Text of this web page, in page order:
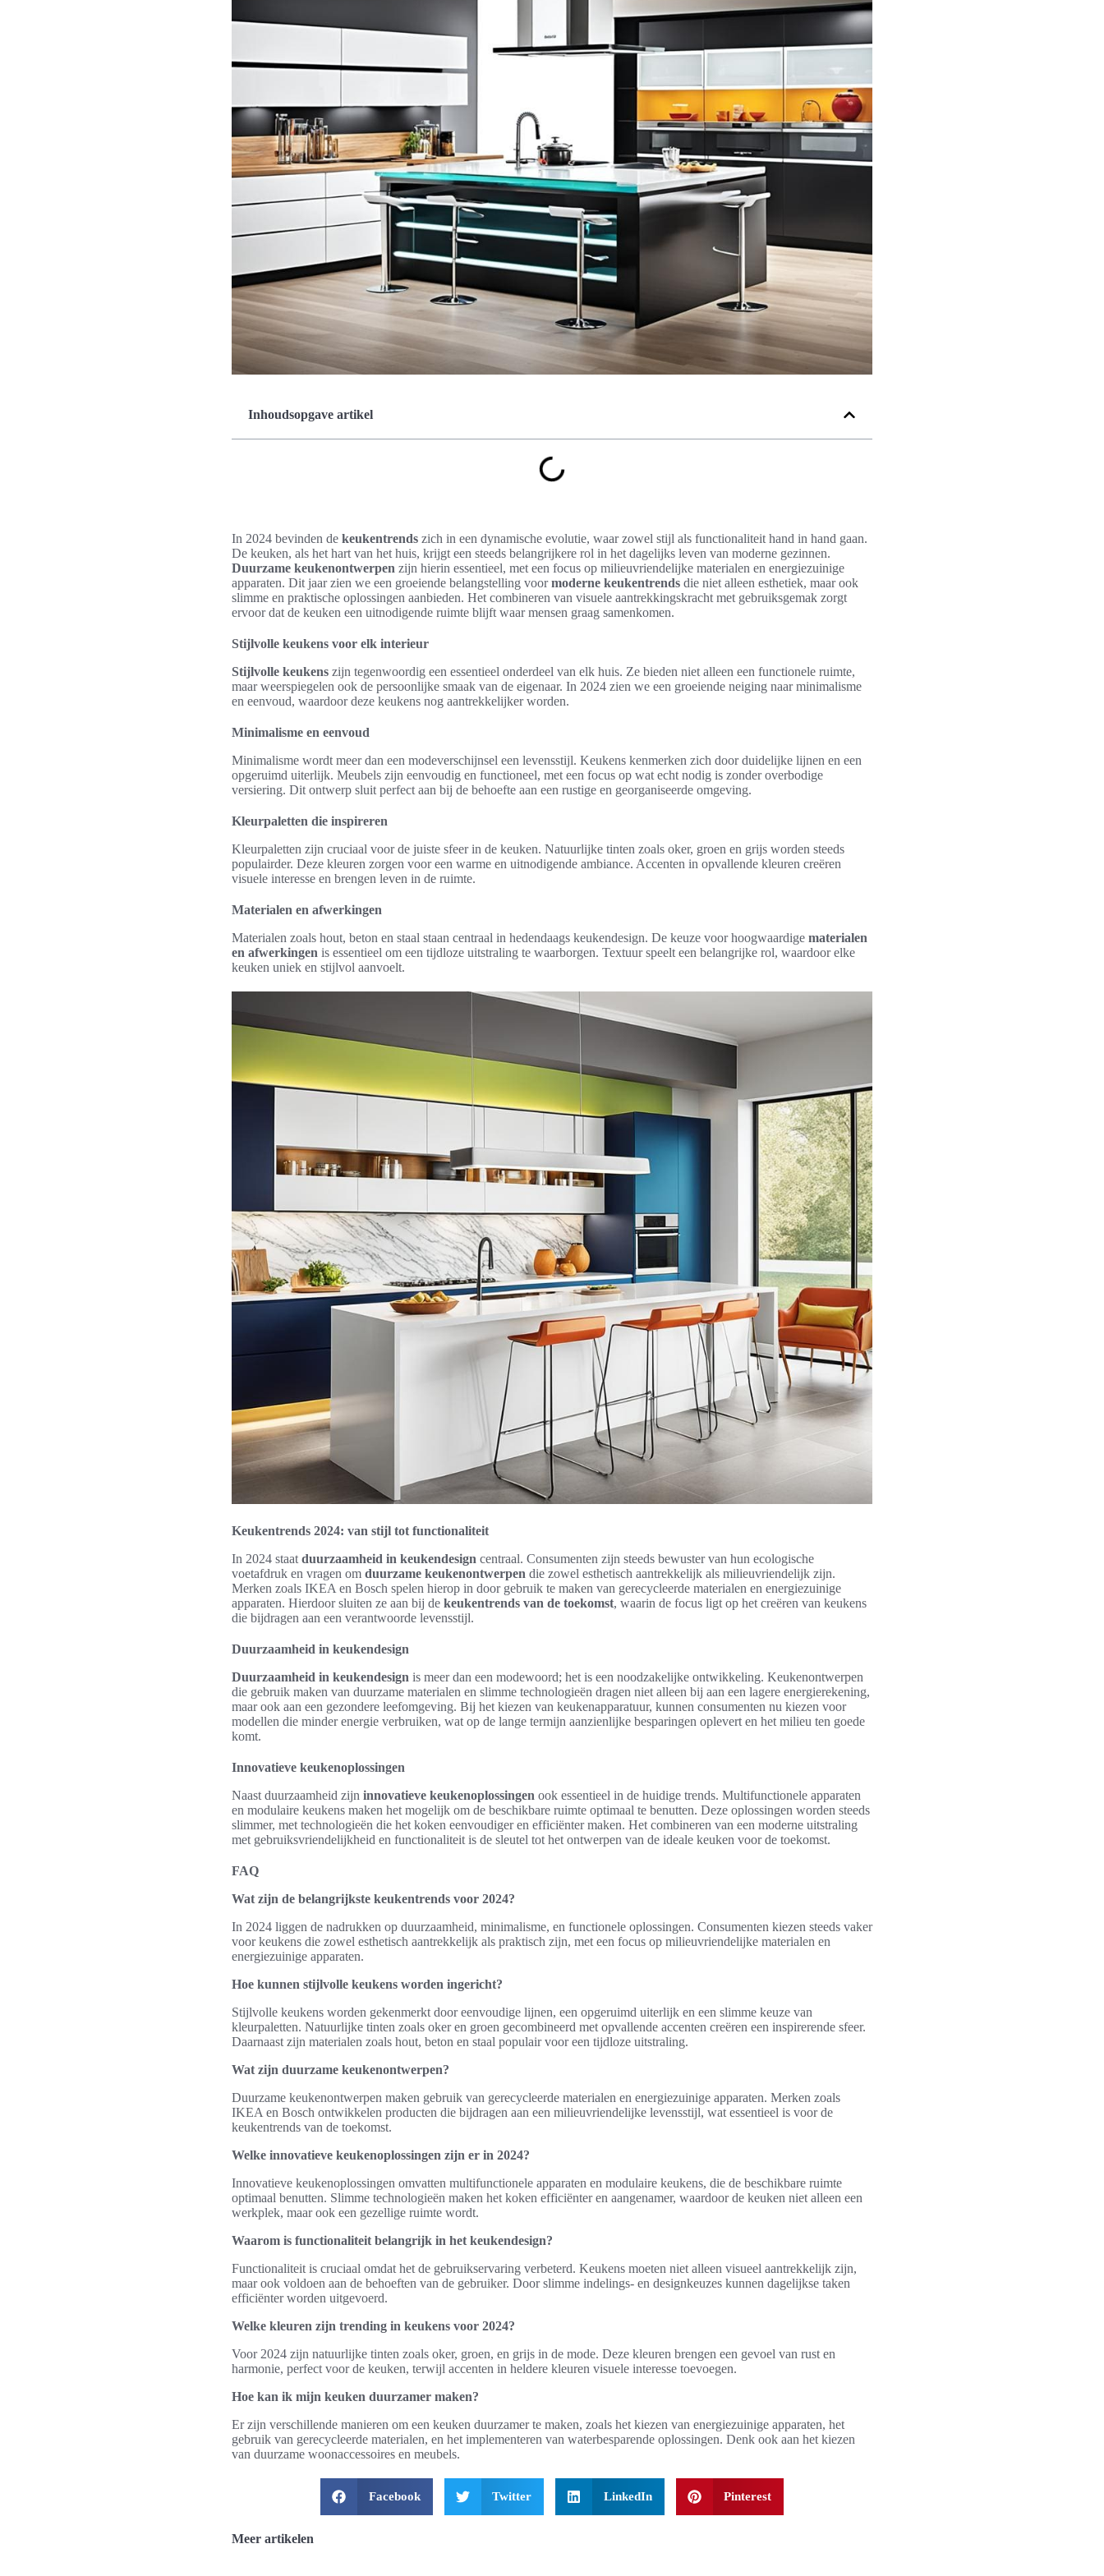
Inhoudsopgave artikel
In 2024 bevinden de keukentrends zich in een dynamische evolutie, waar zowel stijl als functionaliteit hand in hand gaan.
De keuken, als het hart van het huis, krijgt een steeds belangrijkere rol in het dagelijks leven van moderne gezinnen.
Duurzame keukenontwerpen zijn hierin essentieel, met een focus op milieuvriendelijke materialen en energiezuinige
apparaten. Dit jaar zien we een groeiende belangstelling voormoderne keukentrends die niet alleen esthetiek, maar ook
slimme en praktische oplossingen aanbieden. Het combineren van visuele aantrekkingskracht met gebruiksgemak zorgt
ervoor dat de keuken een uitnodigende ruimte blijft waar mensen graag samenkomen.
Stijlvolle keukens voor elk interieur
Stijlvolle keukens zijn tegenwoordig een essentieel onderdeel van elk huis. Ze bieden niet alleen een functionele ruimte,
maar weerspiegelen ook de persoonlijke smaak van de eigenaar. In 2024 zien we een groeiende neiging naar minimalisme
en eenvoud, waardoor deze keukens nog aantrekkelijker worden.
Minimalisme en eenvoud
Minimalisme wordt meer dan een modeverschijnsel een levensstijl. Keukens kenmerken zich door duidelijke lijnen en een
opgeruimd uiterlijk. Meubels zijn eenvoudig en functioneel, met een focus op wat echt nodig is zonder overbodige
versiering. Dit ontwerp sluit perfect aan bij de behoefte aan een rustige en georganiseerde omgeving.
Kleurpaletten die inspireren
Kleurpaletten zijn cruciaal voor de juiste sfeer in de keuken. Natuurlijke tinten zoals oker, groen en grijs worden steeds
populairder. Deze kleuren zorgen voor een warme en uitnodigende ambiance. Accenten in opvallende kleuren creëren
visuele interesse en brengen leven in de ruimte.
Materialen en afwerkingen
Materialen zoals hout, beton en staal staan centraal in hedendaags keukendesign. De keuze voor hoogwaardige materialen
en afwerkingen is essentieel om een tijdloze uitstraling te waarborgen. Textuur speelt een belangrijke rol, waardoor elke
keuken uniek en stijlvol aanvoelt.
Keukentrends 2024: van stijl tot functionaliteit
In 2024 staat duurzaamheid in keukendesign centraal. Consumenten zijn steeds bewuster van hun ecologische
voetafdruk en vragen om duurzame keukenontwerpen die zowel esthetisch aantrekkelijk als milieuvriendelijk zijn.
Merken zoals IKEA en Bosch spelen hierop in door gebruik te maken van gerecycleerde materialen en energiezuinige
apparaten. Hierdoor sluiten ze aan bij de keukentrends van de toekomst, waarin de focus ligt op het creëren van keukens
die bijdragen aan een verantwoorde levensstijl.
Duurzaamheid in keukendesign
Duurzaamheid in keukendesign is meer dan een modewoord; het is een noodzakelijke ontwikkeling. Keukenontwerpen
die gebruik maken van duurzame materialen en slimme technologieën dragen niet alleen bij aan een lagere energierekening,
maar ook aan een gezondere leefomgeving. Bij het kiezen van keukenapparatuur, kunnen consumenten nu kiezen voor
modellen die minder energie verbruiken, wat op de lange termijn aanzienlijke besparingen oplevert en het milieu ten goede
komt.
Innovatieve keukenoplossingen
Naast duurzaamheid zijn innovatieve keukenoplossingen ook essentieel in de huidige trends. Multifunctionele apparaten
en modulaire keukens maken het mogelijk om de beschikbare ruimte optimaal te benutten. Deze oplossingen worden steeds
slimmer, met technologieën die het koken eenvoudiger en efficiënter maken. Het combineren van een moderne uitstraling
met gebruiksvriendelijkheid en functionaliteit is de sleutel tot het ontwerpen van de ideale keuken voor de toekomst.
FAQ
Wat zijn de belangrijkste keukentrends voor 2024?
In 2024 liggen de nadrukken op duurzaamheid, minimalisme, en functionele oplossingen. Consumenten kiezen steeds vaker
voor keukens die zowel esthetisch aantrekkelijk als praktisch zijn, met een focus op milieuvriendelijke materialen en
energiezuinige apparaten.
Hoe kunnen stijlvolle keukens worden ingericht?
Stijlvolle keukens worden gekenmerkt door eenvoudige lijnen, een opgeruimd uiterlijk en een slimme keuze van
kleurpaletten. Natuurlijke tinten zoals oker en groen gecombineerd met opvallende accenten creëren een inspirerende sfeer.
Daarnaast zijn materialen zoals hout, beton en staal populair voor een tijdloze uitstraling.
Wat zijn duurzame keukenontwerpen?
Duurzame keukenontwerpen maken gebruik van gerecycleerde materialen en energiezuinige apparaten. Merken zoals
IKEA en Bosch ontwikkelen producten die bijdragen aan een milieuvriendelijke levensstijl, wat essentieel is voor de
keukentrends van de toekomst.
Welke innovatieve keukenoplossingen zijn er in 2024?
Innovatieve keukenoplossingen omvatten multifunctionele apparaten en modulaire keukens, die de beschikbare ruimte
optimaal benutten. Slimme technologieën maken het koken efficiënter en aangenamer, waardoor de keuken niet alleen een
werkplek, maar ook een gezellige ruimte wordt.
Waarom is functionaliteit belangrijk in het keukendesign?
Functionaliteit is cruciaal omdat het de gebruikservaring verbeterd. Keukens moeten niet alleen visueel aantrekkelijk zijn,
maar ook voldoen aan de behoeften van de gebruiker. Door slimme indelings- en designkeuzes kunnen dagelijkse taken
efficiënter worden uitgevoerd.
Welke kleuren zijn trending in keukens voor 2024?
Voor 2024 zijn natuurlijke tinten zoals oker, groen, en grijs in de mode. Deze kleuren brengen een gevoel van rust en
harmonie, perfect voor de keuken, terwijl accenten in heldere kleuren visuele interesse toevoegen.
Hoe kan ik mijn keuken duurzamer maken?
Er zijn verschillende manieren om een keuken duurzamer te maken, zoals het kiezen van energiezuinige apparaten, het
gebruik van gerecycleerde materialen, en het implementeren van waterbesparende oplossingen. Denk ook aan het kiezen
van duurzame woonaccessoires en meubels.
Facebook Twitter LinkedIn Pinterest
Meer artikelen